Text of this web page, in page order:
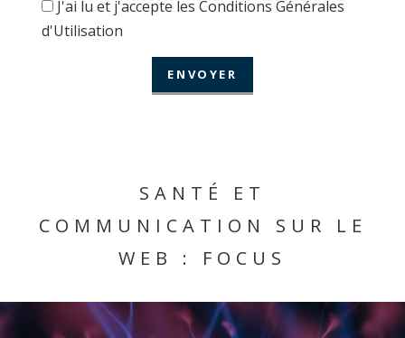
J'ai lu et j'accepte les Conditions Générales
d'Utilisation
SANTÉ ET
COMMUNICATION SUR LE
WEB : FOCUS